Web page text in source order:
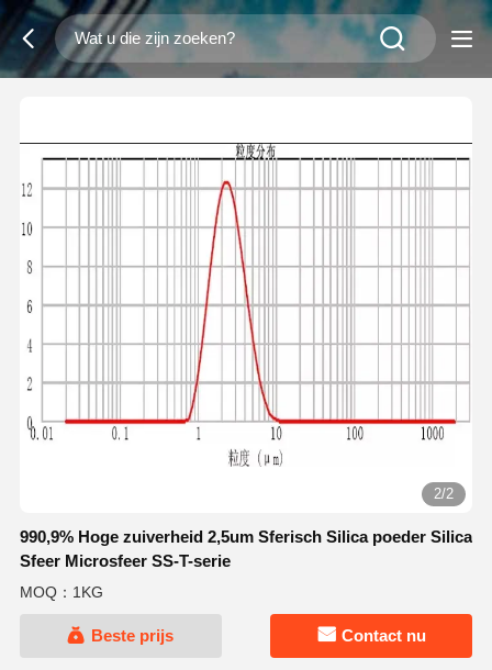
2/2
990,9% Hoge zuiverheid 2,5um Sferisch Silica poeder Silica
Sfeer Microsfeer SS-T-serie
MOQ：1KG
Beste prijs Contact nu